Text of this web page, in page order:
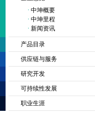
中坤概要
中坤里程
新闻资讯
产品目录
供应链与服务
研究开发
可持续性发展
职业生涯